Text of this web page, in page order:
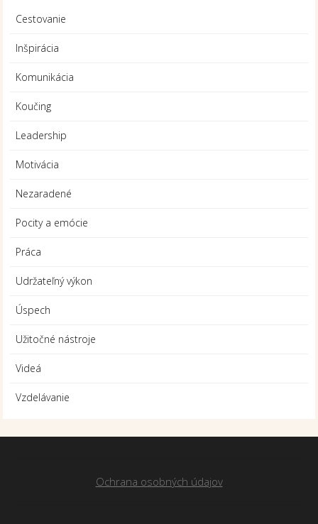
Cestovanie
Inšpirácia
Komunikácia
Koučing
Leadership
Motivácia
Nezaradené
Pocity a emócie
Práca
Udržateľný výkon
Úspech
Užitočné nástroje
Videá
Vzdelávanie
Ochrana osobných údajov